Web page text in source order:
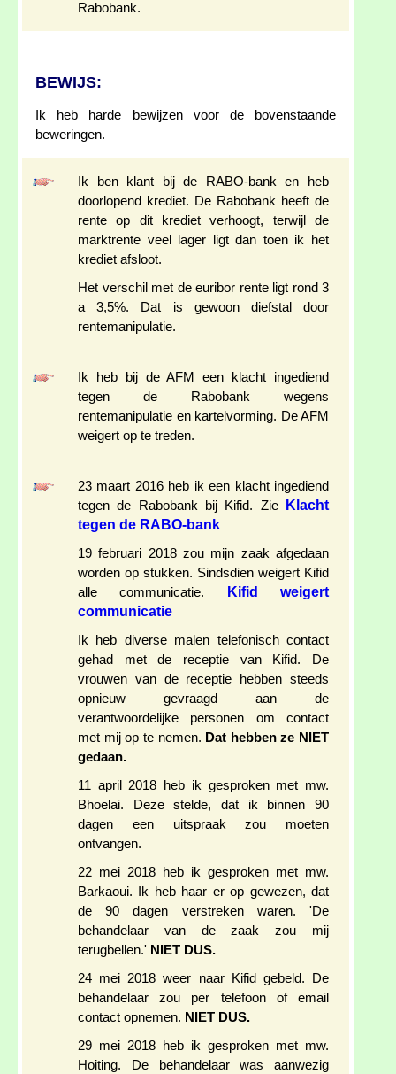
Rabobank.
BEWIJS:
Ik heb harde bewijzen voor de bovenstaande
beweringen.
Ik ben klant bij de RABO-bank en heb
doorlopend krediet. De Rabobank heeft de
rente op dit krediet verhoogt, terwijl de
marktrente veel lager ligt dan toen ik het
krediet afsloot.
Het verschil met de euribor rente ligt rond 3
a 3,5%. Dat is gewoon diefstal door
rentemanipulatie.
Ik heb bij de AFM een klacht ingediend
tegen de Rabobank wegens
rentemanipulatie en kartelvorming. De AFM
weigert op te treden.
23 maart 2016 heb ik een klacht ingediend
tegen de Rabobank bij Kifid. Zie
Klacht
tegen de RABO-bank
19 februari 2018 zou mijn zaak afgedaan
worden op stukken. Sindsdien weigert Kifid
alle communicatie.
Kifid weigert
communicatie
Ik heb diverse malen telefonisch contact
gehad met de receptie van Kifid. De
vrouwen van de receptie hebben steeds
opnieuw gevraagd aan de
verantwoordelijke personen om contact
met mij op te nemen. Dat hebben ze NIET
gedaan.
11 april 2018 heb ik gesproken met mw.
Bhoelai. Deze stelde, dat ik binnen 90
dagen een uitspraak zou moeten
ontvangen.
22 mei 2018 heb ik gesproken met mw.
Barkaoui. Ik heb haar er op gewezen, dat
de 90 dagen verstreken waren. 'De
behandelaar van de zaak zou mij
terugbellen.' NIET DUS.
24 mei 2018 weer naar Kifid gebeld. De
behandelaar zou per telefoon of email
contact opnemen. NIET DUS.
29 mei 2018 heb ik gesproken met mw.
Hoiting. De behandelaar was aanwezig